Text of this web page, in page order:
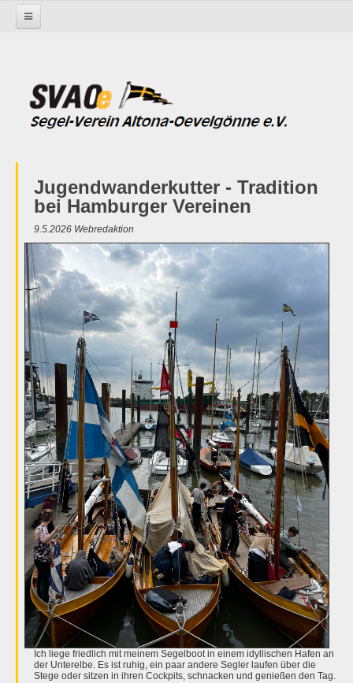
Jugendwanderkutter - Tradition
bei Hamburger Vereinen
9.5.2026 Webredaktion
Ich liege friedlich mit meinem Segelboot in einem idyllischen Hafen an
der Unterelbe. Es ist ruhig, ein paar andere Segler laufen über die
Stege oder sitzen in ihren Cockpits, schnacken und genießen den Tag.